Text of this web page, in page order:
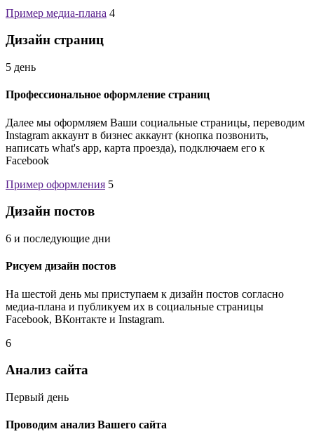
Пример медиа-плана 4
Дизайн страниц
5 день
Профессиональное оформление страниц
Далее мы оформляем Ваши социальные страницы, переводим
Instagram аккаунт в бизнес аккаунт (кнопка позвонить,
написать what's app, карта проезда), подключаем его к
Facebook
Пример оформления 5
Дизайн постов
6 и последующие дни
Рисуем дизайн постов
На шестой день мы приступаем к дизайн постов согласно
медиа-плана и публикуем их в социальные страницы
Facebook, ВКонтакте и Instagram.
6
Анализ сайта
Первый день
Проводим анализ Вашего сайта